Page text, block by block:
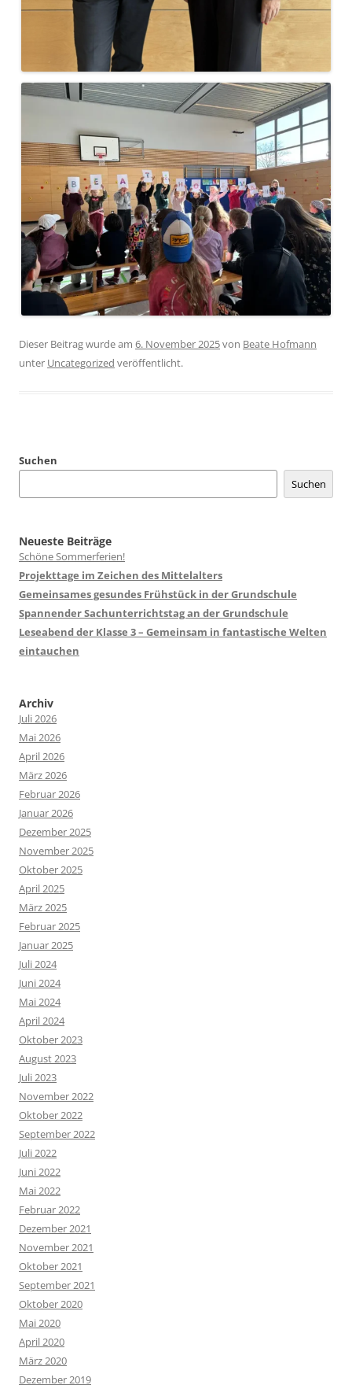
Dieser Beitrag wurde am 6. November 2025von Beate Hofmann
unter Uncategorized veröffentlicht.
Suchen
Suchen
Neueste Beiträge
Schöne Sommerferien!
Projekttage im Zeichen des Mittelalters
Gemeinsames gesundes Frühstück in der Grundschule
Spannender Sachunterrichtstag an der Grundschule
Leseabend der Klasse 3 – Gemeinsam in fantastische Welten
eintauchen
Archiv
Juli 2026
Mai 2026
April 2026
März 2026
Februar 2026
Januar 2026
Dezember 2025
November 2025
Oktober 2025
April 2025
März 2025
Februar 2025
Januar 2025
Juli 2024
Juni 2024
Mai 2024
April 2024
Oktober 2023
August 2023
Juli 2023
November 2022
Oktober 2022
September 2022
Juli 2022
Juni 2022
Mai 2022
Februar 2022
Dezember 2021
November 2021
Oktober 2021
September 2021
Oktober 2020
Mai 2020
April 2020
März 2020
Dezember 2019